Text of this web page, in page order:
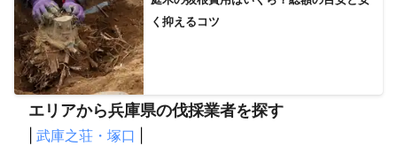
く抑えるコツ
エリアから兵庫県の伐採業者を探す
武庫之荘・塚口